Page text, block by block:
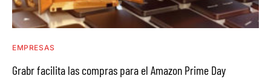
EMPRESAS
Grabr facilita las compras para el Amazon Prime Day